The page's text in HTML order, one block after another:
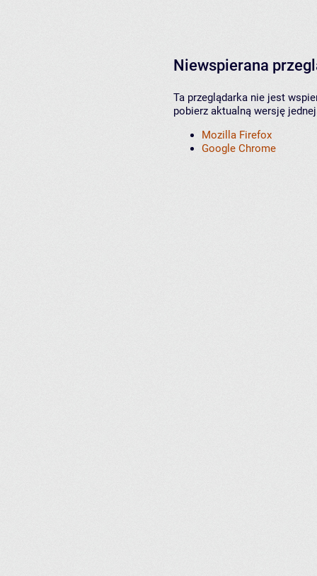
Niewspierana
Ta przeglądarka nie jest
pobierz aktualną wersję
Mozilla Firefox
Google Chrome